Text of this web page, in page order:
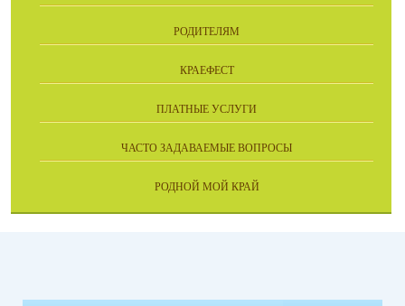
РОДИТЕЛЯМ
КРАЕФЕСТ
ПЛАТНЫЕ УСЛУГИ
ЧАСТО ЗАДАВАЕМЫЕ ВОПРОСЫ
РОДНОЙ МОЙ КРАЙ